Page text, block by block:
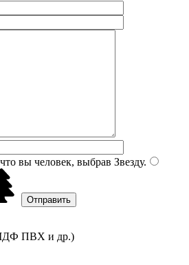
вы человек, выбрав Звезду.
ПВХ и др.)